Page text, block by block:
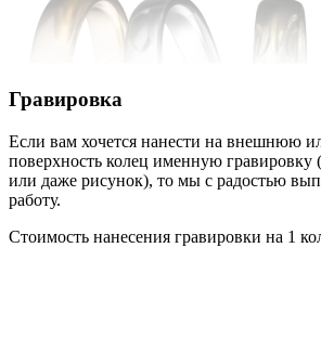
Гравировка
Если вам хочется нанести на внешнюю
поверхность колец именную гравировку
или даже рисунок), то мы с радостью
работу.
Стоимость нанесения гравировки на 1